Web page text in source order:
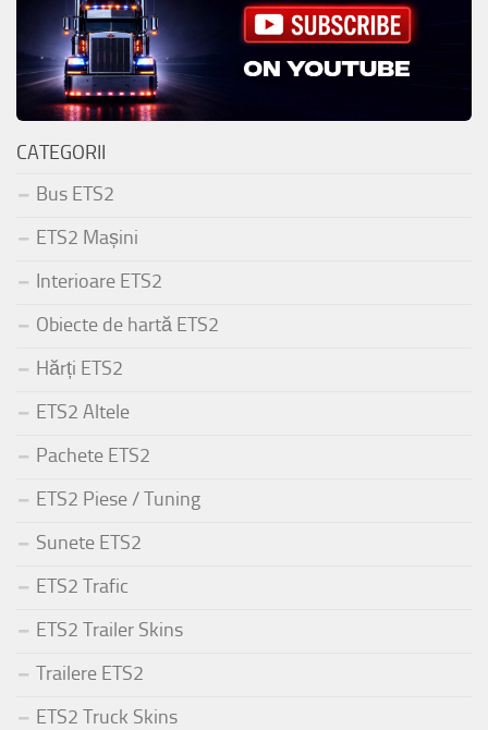
CATEGORII
Bus ETS2
ETS2 Mașini
Interioare ETS2
Obiecte de hartă ETS2
Hărți ETS2
ETS2 Altele
Pachete ETS2
ETS2 Piese / Tuning
Sunete ETS2
ETS2 Trafic
ETS2 Trailer Skins
Trailere ETS2
ETS2 Truck Skins